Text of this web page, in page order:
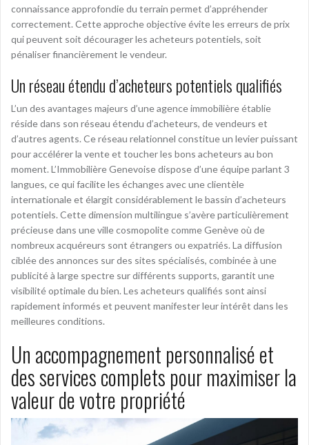
connaissance approfondie du terrain permet d’appréhender
correctement. Cette approche objective évite les erreurs de prix
qui peuvent soit décourager les acheteurs potentiels, soit
pénaliser financièrement le vendeur.
Un réseau étendu d’acheteurs potentiels qualifiés
L’un des avantages majeurs d’une agence immobilière établie
réside dans son réseau étendu d’acheteurs, de vendeurs et
d’autres agents. Ce réseau relationnel constitue un levier puissant
pour accélérer la vente et toucher les bons acheteurs au bon
moment. L’Immobilière Genevoise dispose d’une équipe parlant 3
langues, ce qui facilite les échanges avec une clientèle
internationale et élargit considérablement le bassin d’acheteurs
potentiels. Cette dimension multilingue s’avère particulièrement
précieuse dans une ville cosmopolite comme Genève où de
nombreux acquéreurs sont étrangers ou expatriés. La diffusion
ciblée des annonces sur des sites spécialisés, combinée à une
publicité à large spectre sur différents supports, garantit une
visibilité optimale du bien. Les acheteurs qualifiés sont ainsi
rapidement informés et peuvent manifester leur intérêt dans les
meilleures conditions.
Un accompagnement personnalisé et
des services complets pour maximiser la
valeur de votre propriété